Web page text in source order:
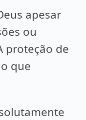
apesar
ou
proteção de
que